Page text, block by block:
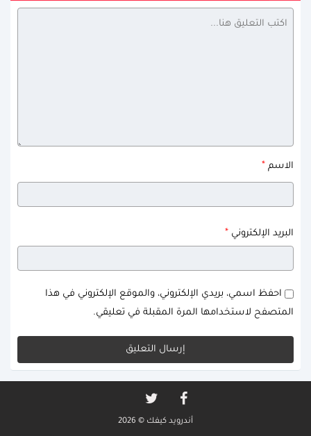
الاسم *
البريد الإلكتروني *
احفظ اسمي، بريدي الإلكتروني، والموقع الإلكتروني في هذا
المتصفح لاستخدامها المرة المقبلة في تعليقي.
أندرويد كيفك © 2026